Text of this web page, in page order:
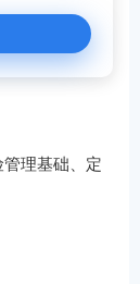
理基础、定